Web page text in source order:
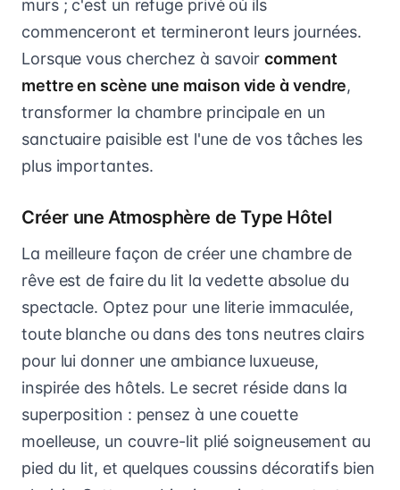
murs ; c'est un refuge privé où ils
commenceront et termineront leurs journées.
Lorsque vous cherchez à savoircomment
mettre en scène une maison vide à vendre,
transformer la chambre principale en un
sanctuaire paisible est l'une de vos tâches les
plus importantes.
Créer une Atmosphère de Type Hôtel
La meilleure façon de créer une chambre de
rêve est de faire du lit la vedette absolue du
spectacle. Optez pour une literie immaculée,
toute blanche ou dans des tons neutres clairs
pour lui donner une ambiance luxueuse,
inspirée des hôtels. Le secret réside dans la
superposition : pensez à une couette
moelleuse, un couvre-lit plié soigneusement au
pied du lit, et quelques coussins décoratifs bien